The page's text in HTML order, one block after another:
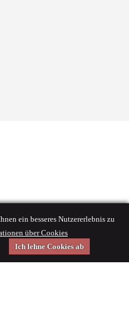
ein besseres Nutzererlebnis zu
über Cookies
Ich lehne Cookies ab